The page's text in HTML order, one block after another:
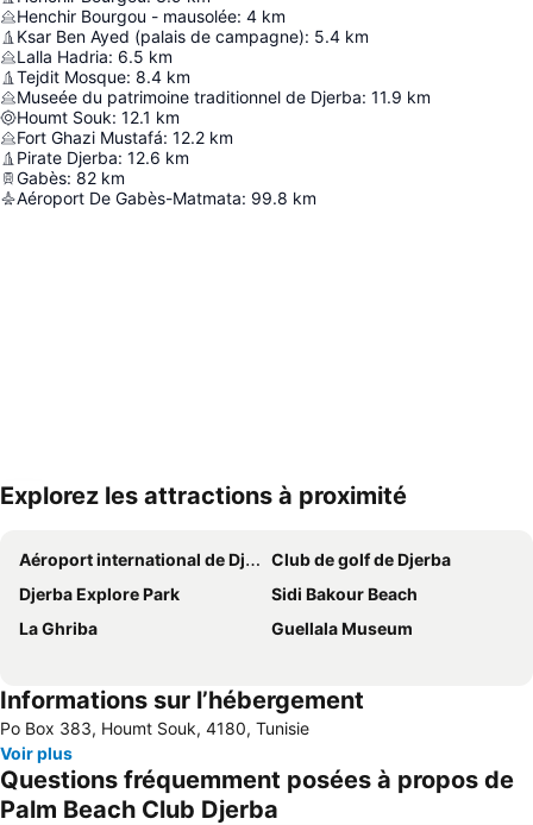
Henchir Bourgou - mausolée: 4 km
Ksar Ben Ayed (palais de campagne): 5.4 km
Lalla Hadria: 6.5 km
Tejdit Mosque: 8.4 km
Museée du patrimoine traditionnel de Djerba: 11.9 km
Houmt Souk: 12.1 km
Fort Ghazi Mustafá: 12.2 km
Pirate Djerba: 12.6 km
Gabès: 82 km
Aéroport De Gabès-Matmata: 99.8 km
Explorez les attractions à proximité
Aéroport international de Djerba-Zarzis
Club de golf de Djerba
Djerba Explore Park
Sidi Bakour Beach
La Ghriba
Guellala Museum
Informations sur l’hébergement
Po Box 383, Houmt Souk, 4180, Tunisie
Voir plus
Questions fréquemment posées à propos de
Palm Beach Club Djerba